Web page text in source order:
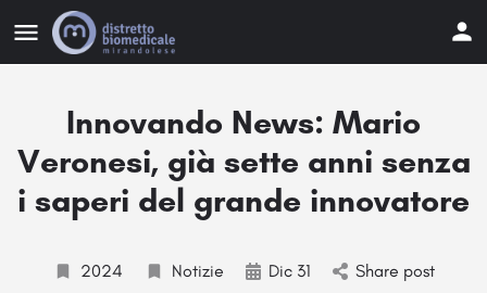
Innovando News: Mario
Veronesi, già sette anni senza
i saperi del grande innovatore
2024 Notizie Dic 31 Share post